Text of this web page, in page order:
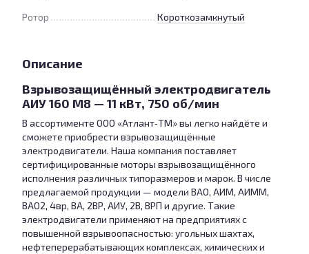
Ротор Короткозамкнутый
Описание
Взрывозащищённый электродвигатель
АИУ 160 М8 — 11 кВт, 750 об/мин
В ассортименте ООО «Атлант‑ТМ» вы легко найдёте и
сможете приобрести взрывозащищённые
электродвигатели. Наша компания поставляет
сертифицированные моторы взрывозащищённого
исполнения различных типоразмеров и марок. В числе
предлагаемой продукции — модели ВАО, АИМ, АИММ,
ВАО2, 4вр, ВА, 2ВР, АИУ, 2В, ВРП и другие. Такие
электродвигатели применяют на предприятиях с
повышенной взрывоопасностью: угольных шахтах,
нефтеперерабатывающих комплексах, химических и